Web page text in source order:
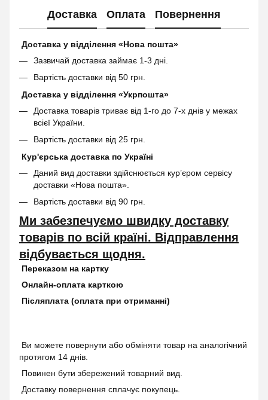
Доставка Оплата Повернення
Доставка у відділення «Нова пошта»
Зазвичай доставка займає 1-3 дні.
Вартість доставки від 50 грн.
Доставка у відділення «Укрпошта»
Доставка товарів триває від 1-го до 7-х днів у межах
всієї України.
Вартість доставки від 25 грн.
Кур'єрська доставка по Україні
Даний вид доставки здійснюється кур’єром сервісу
доставки «Нова пошта».
Вартість доставки від 90 грн.
Ми забезпечуємо швидку доставку
товарів по всій країні. Відправлення
відбувається щодня.
Переказом на картку
Онлайн-оплата карткою
Післяплата (оплата при отриманні)
Ви можете повернути або обміняти товар на аналогічний
протягом 14 днів.
Повинен бути збережений товарний вид.
Доставку повернення сплачує покупець.